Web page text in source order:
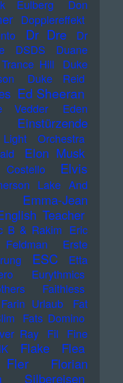
Eulberg
Don
Dopplereffekt
Dr Dre
Dr
DSDS
Duane
Hill
Duke
Duke Reid
Ed Sheeran
Vedder
Eden
Einstürzende
Orchestra
Elon Musk
Elvis
Lake And
Emma-Jean
Teacher
B & Rakim Eric
Erste
ESC
Etta
Eurythmics
Faithless
Farin Urlaub
Fat
Fats Domino
Ray Fil
Fine
Flake
Flea
Fler
Florian
Silbereisen